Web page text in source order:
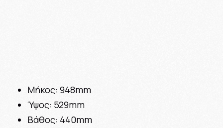
Μήκος: 948mm
Ύψος: 529mm
Βάθος: 440mm